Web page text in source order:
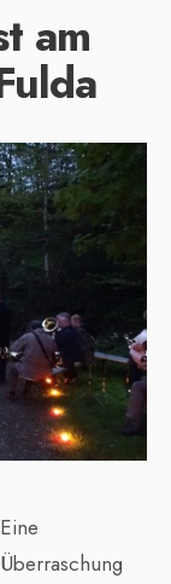
am
Eine
Überraschung